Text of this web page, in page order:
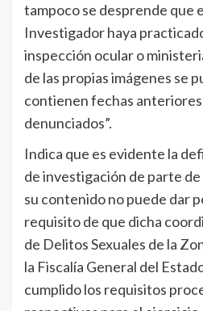
tampoco se desprende que
Investigador haya
inspección ocular o
de las propias imágenes se
contienen fechas anteriores
denunciados”.
Indica que es evidente la
de investigación de parte de
su contenido no puede dar
requisito de que dicha
de Delitos Sexuales de la
la Fiscalía General del
cumplido los requisitos